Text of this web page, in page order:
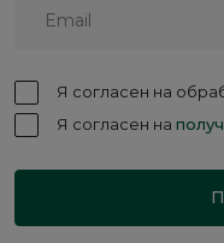
Я согласен на
Я согласен на